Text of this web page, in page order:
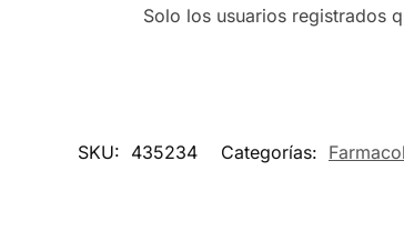
Solo los usuarios registrados
SKU: 435234 Categorías: